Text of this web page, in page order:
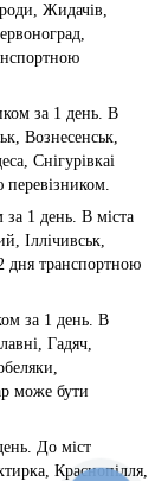
Жидачів,
за 1 день. В
Вознесенськ,
Снігурівкаі
перевізником.
за 1 день. В міста
Іллічивськ,
дня транспортною
за 1 день. В
Гадяч,
може бути
До міст
Краснопілля,